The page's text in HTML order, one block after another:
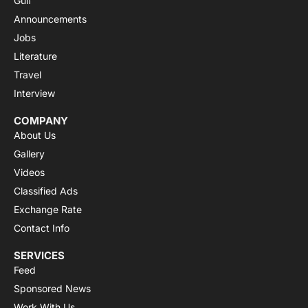
Announcements
Jobs
Literature
Travel
Interview
COMPANY
About Us
Gallery
Videos
Classified Ads
Exchange Rate
Contact Info
SERVICES
Feed
Sponsored News